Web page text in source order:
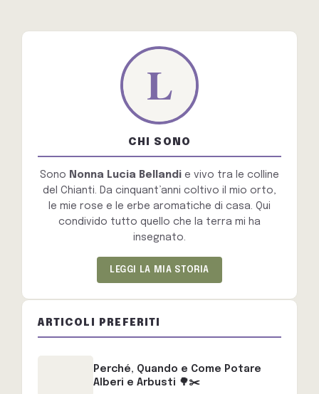
CHI SONO
Sono Nonna Lucia Bellandi e vivo tra le colline
del Chianti. Da cinquant’anni coltivo il mio orto,
le mie rose e le erbe aromatiche di casa. Qui
condivido tutto quello che la terra mi ha
insegnato.
LEGGI LA MIA STORIA
ARTICOLI PREFERITI
Perché, Quando e Come Potare
Alberi e Arbusti 🌳✂️